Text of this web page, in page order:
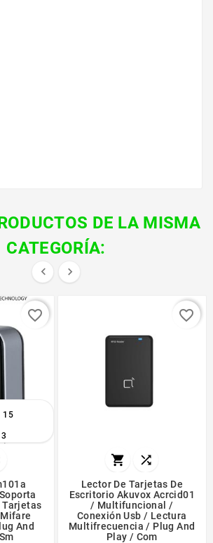
DE LA MISMA
CATEGORÍA:
 
15
And
favorite_border
 
Lector De Tarjetas De
Escritorio Akuvox Acrcid01
/ Multifuncional /
Conexión Usb / Lectura
Multifrecuencia / Plug And
Play / Com
favorite_border